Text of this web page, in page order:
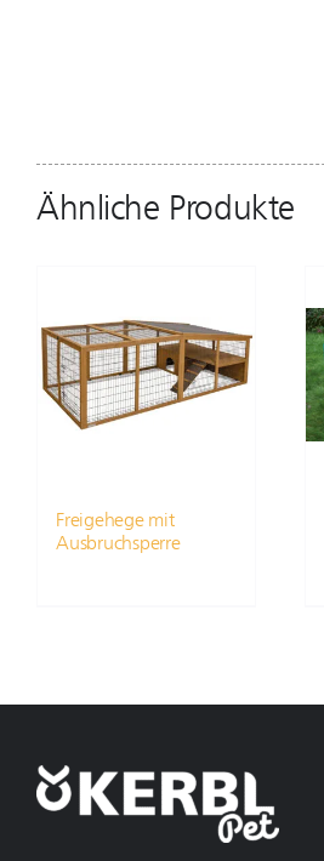
Ähnliche Produkte
Freigehege mit
Ausbruchsperre